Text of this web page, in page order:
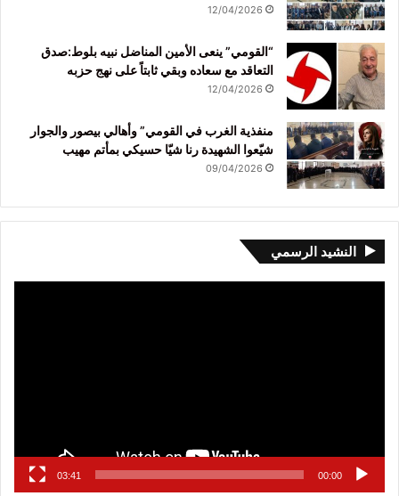
12/04/2026
“القومي” ينعى الأمين المناضل نبيه بلوط:صدق
التعاقد مع سعاده وبقي ثابتاً على نهج حزبه
12/04/2026
منفذية الغرب في القومي” وأهالي بيصور والجوار
شيّعوا الشهيدة رنا شيّا حسيكي بمأتم مهيب
09/04/2026
النشيد الرسمي
00:00
03:41